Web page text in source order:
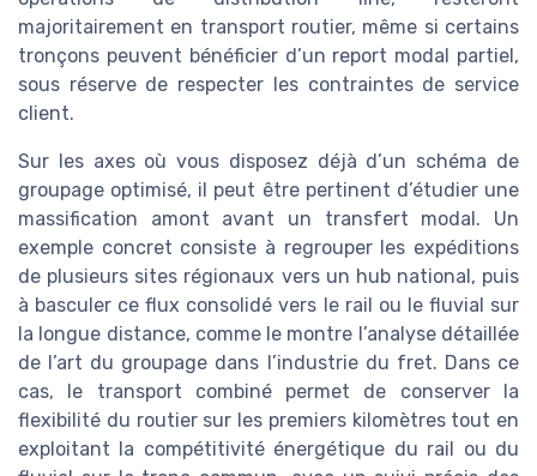
majoritairement en transport routier, même si certains
tronçons peuvent bénéficier d’un report modal partiel,
sous réserve de respecter les contraintes de service
client.
Sur les axes où vous disposez déjà d’un schéma de
groupage optimisé, il peut être pertinent d’étudier une
massification amont avant un transfert modal. Un
exemple concret consiste à regrouper les expéditions
de plusieurs sites régionaux vers un hub national, puis
à basculer ce flux consolidé vers le rail ou le fluvial sur
la longue distance, comme le montre l’analyse détaillée
de l’art du groupage dans l’industrie du fret. Dans ce
cas, le transport combiné permet de conserver la
flexibilité du routier sur les premiers kilomètres tout en
exploitant la compétitivité énergétique du rail ou du